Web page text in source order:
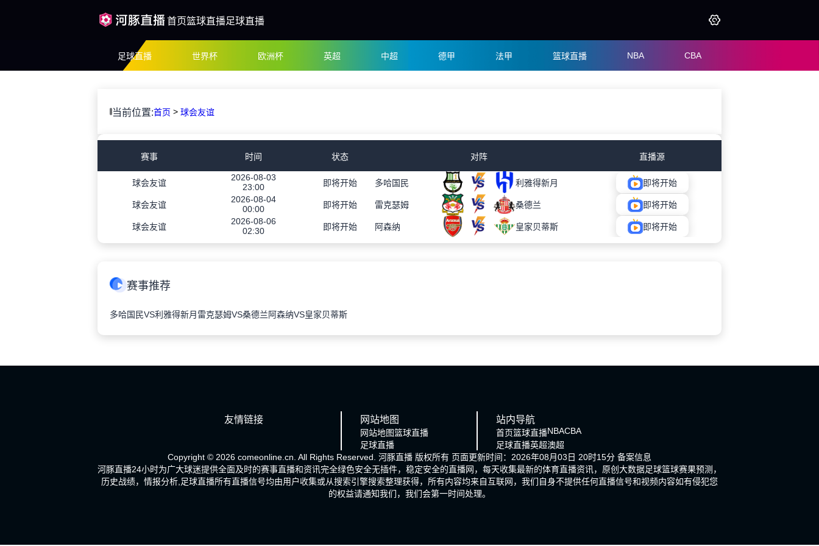
首页篮球直播足球直播
足球直播 世界杯 欧洲杯 英超 中超 德甲 法甲 篮球直播 NBA CBA
当前位置:首页 > 球会友谊
赛事 时间 状态 对阵 直播源
球会友谊
2026-08-03
23:00
即将开始 多哈国民 利雅得新月 即将开始
球会友谊
2026-08-04
00:00
即将开始 雷克瑟姆 桑德兰 即将开始
球会友谊
2026-08-06
02:30
即将开始 阿森纳 皇家贝蒂斯 即将开始
赛事推荐
多哈国民VS利雅得新月 雷克瑟姆VS桑德兰阿森纳VS皇家贝蒂斯
友情链接 网站地图
网站地图篮球直播
足球直播
站内导航
首页篮球直播NBACBA
足球直播英超澳超
Copyright © 2026 comeonline.cn. All Rights Reserved. 河豚直播 版权所有 页面更新时间：2026年08月03日 20时15分 备案信息
河豚直播24小时为广大球迷提供全面及时的赛事直播和资讯完全绿色安全无插件，稳定安全的直播网，每天收集最新的体育直播资讯，原创大数据足球篮球赛果预测，
历史战绩，情报分析,足球直播所有直播信号均由用户收集或从搜索引擎搜索整理获得，所有内容均来自互联网，我们自身不提供任何直播信号和视频内容如有侵犯您
的权益请通知我们，我们会第一时间处理。